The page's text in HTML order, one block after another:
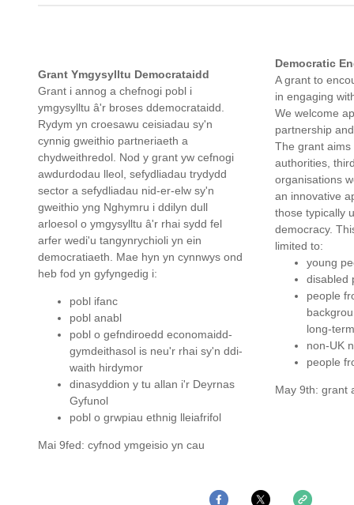
Grant Ymgysylltu Democrataidd
Grant i annog a chefnogi pobl i
ymgysylltu â'r broses ddemocrataidd.
Rydym yn croesawu ceisiadau sy'n
cynnig gweithio partneriaeth a
chydweithredol. Nod y grant yw cefnogi
awdurdodau lleol, sefydliadau trydydd
sector a sefydliadau nid-er-elw sy'n
gweithio yng Nghymru i ddilyn dull
arloesol o ymgysylltu â'r rhai sydd fel
arfer wedi'u tangynrychioli yn ein
democratiaeth. Mae hyn yn cynnwys ond
heb fod yn gyfyngedig i:
pobl ifanc
pobl anabl
pobl o gefndiroedd economaidd-
gymdeithasol is neu'r rhai sy'n ddi-
waith hirdymor
dinasyddion y tu allan i'r Deyrnas
Gyfunol
pobl o grwpiau ethnig lleiafrifol
Mai 9fed: cyfnod ymgeisio yn cau
Democratic
A grant to
in engaging
We welcome
partnership
The grant
authorities,
organisations
an innovative
those typically
democracy.
limited to:
young
disabled
people
long-
non-UK
people
May 9th: grant